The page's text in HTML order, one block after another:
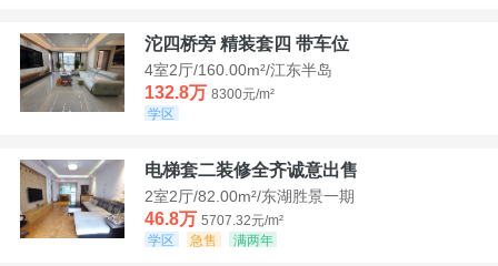
沱四桥旁 精装套四 带车位
4室2厅/160.00m²/江东半岛
132.8万 8300元/m²
学区
电梯套二装修全齐诚意出售
2室2厅/82.00m²/东湖胜景一期
46.8万 5707.32元/m²
学区
急售 满两年